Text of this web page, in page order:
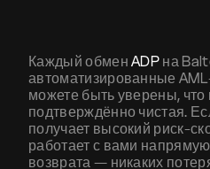
Каждый обменADP на
автоматизированные
можете быть уверены,
подтверждённо чистая.
получает высокий риск-
работает с вами
возврата — никаких